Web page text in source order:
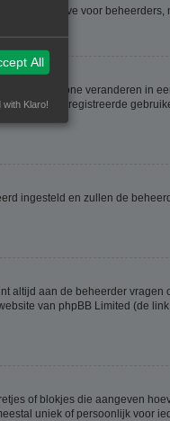
behalve voor beheerders,
en je tijdzone veranderen in
door geregistreerde
ingesteld en zullen de
altijd aan de beheerder vragen
van phpBB Limited (de
of blokjes die aangeven
uniek of persoonlijk voor
All
with Klaro!